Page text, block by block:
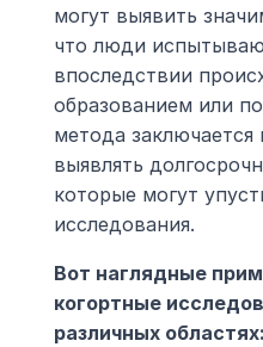
могут выявить
что люди
впоследствии
образованием или
метода заключается
выявлять
которые могут
исследования.
Вот наглядные
когортные
различных областях: